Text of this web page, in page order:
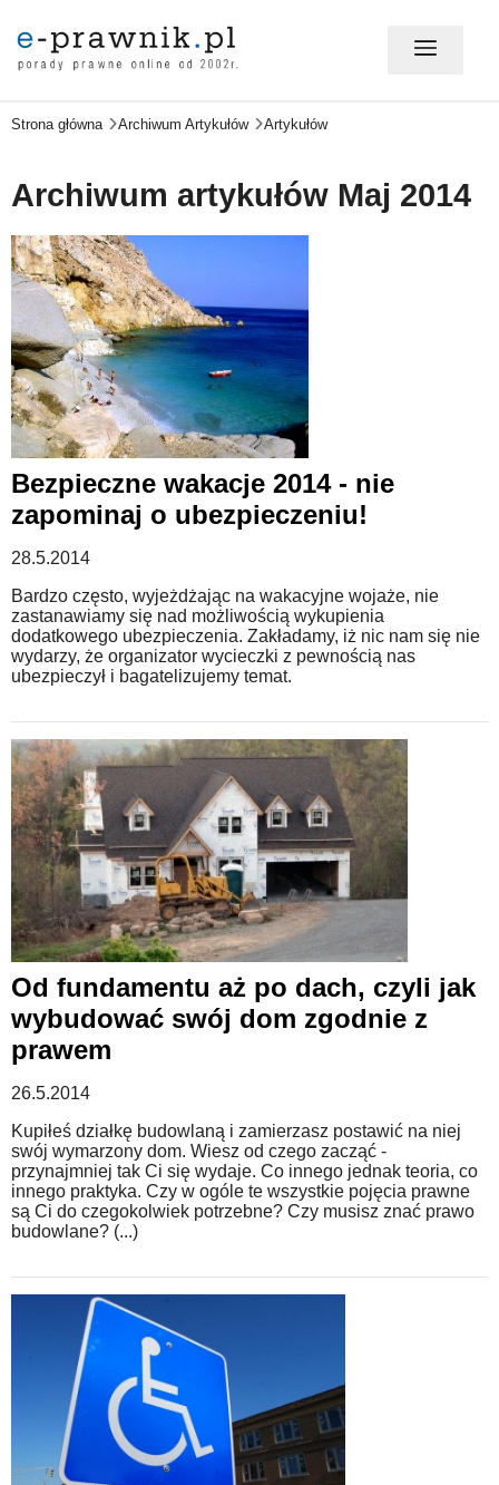
MÓJ E-PRAWNIK - LOGOWANIE
PORADY PRAWNE ONLINE
PRAWO NA CO DZIEŃ
PRAWO W BIZNESIE
ZMIANY W PRAWIE
FORUM PRAWNE
Strona główna Archiwum Artykułów Artykułów
Archiwum artykułów Maj 2014
Bezpieczne wakacje 2014 - nie
zapominaj o ubezpieczeniu!
28.5.2014
Bardzo często, wyjeżdżając na wakacyjne wojaże, nie
zastanawiamy się nad możliwością wykupienia
dodatkowego ubezpieczenia. Zakładamy, iż nic nam się nie
wydarzy, że organizator wycieczki z pewnością nas
ubezpieczył i bagatelizujemy temat.
Od fundamentu aż po dach, czyli jak
wybudować swój dom zgodnie z
prawem
26.5.2014
Kupiłeś działkę budowlaną i zamierzasz postawić na niej
swój wymarzony dom. Wiesz od czego zacząć -
przynajmniej tak Ci się wydaje. Co innego jednak teoria, co
innego praktyka. Czy w ogóle te wszystkie pojęcia prawne
są Ci do czegokolwiek potrzebne? Czy musisz znać prawo
budowlane? (...)